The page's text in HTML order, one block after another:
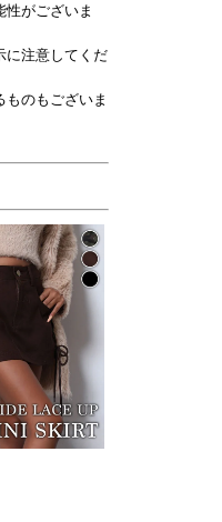
がございま
に注意してくだ
ものもございま